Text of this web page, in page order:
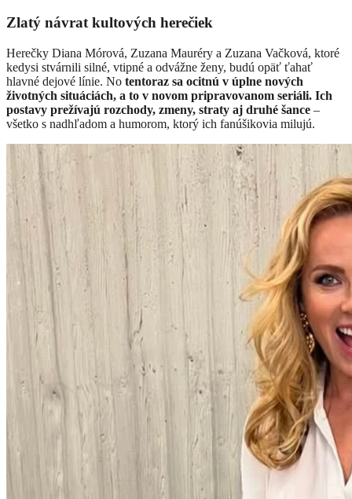
Zlatý návrat kultových herečiek
Herečky Diana Mórová, Zuzana Mauréry a Zuzana Vačková, ktoré
kedysi stvárnili silné, vtipné a odvážne ženy, budú opäť ťahať
hlavné dejové línie. No tentoraz sa ocitnú v úplne nových
životných situáciách, a to v novom pripravovanom seriáli. Ich
postavy prežívajú rozchody, zmeny, straty aj druhé šance –
všetko s nadhľadom a humorom, ktorý ich fanúšikovia milujú.